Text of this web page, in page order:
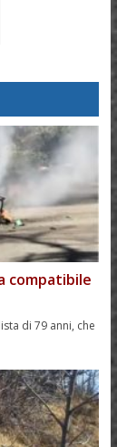
compatibile
di 79 anni, che